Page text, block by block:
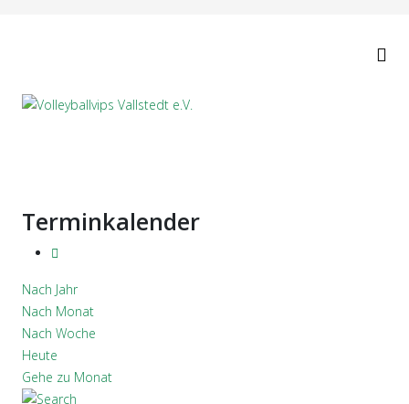
Terminkalender
Nach Jahr
Nach Monat
Nach Woche
Heute
Gehe zu Monat